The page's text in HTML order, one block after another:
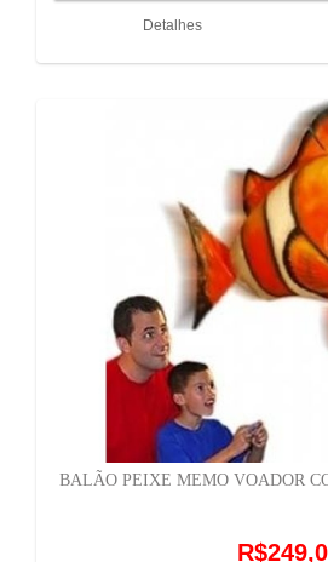
Detalhes
BALÃO PEIXE MEMO VOADOR